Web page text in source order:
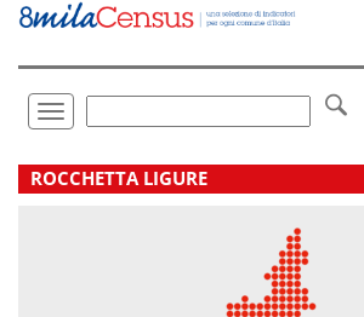
Vai
direttamente
Toggle
navigation
.
ROCCHETTA LIGURE